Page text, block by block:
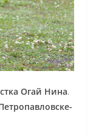
Огай Нина.